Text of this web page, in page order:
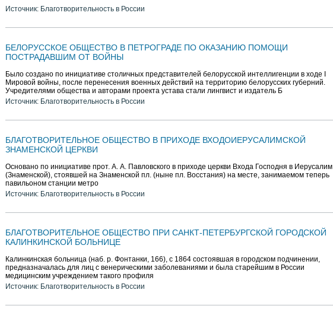
Источник: Благотворительность в России
БЕЛОРУССКОЕ ОБЩЕСТВО В ПЕТРОГРАДЕ ПО ОКАЗАНИЮ ПОМОЩИ
ПОСТРАДАВШИМ ОТ ВОЙНЫ
Было создано по инициативе столичных представителей белорусской интеллигенции в ходе I
Мировой войны, после перенесения военных действий на территорию белорусских губерний.
Учредителями общества и авторами проекта устава стали лингвист и издатель Б
Источник: Благотворительность в России
БЛАГОТВОРИТЕЛЬНОЕ ОБЩЕСТВО В ПРИХОДЕ ВХОДОИЕРУСАЛИМСКОЙ
ЗНАМЕНСКОЙ ЦЕРКВИ
Основано по инициативе прот. А. А. Павловского в приходе церкви Входа Господня в Иерусалим
(Знаменской), стоявшей на Знаменской пл. (ныне пл. Восстания) на месте, занимаемом теперь
павильоном станции метро
Источник: Благотворительность в России
БЛАГОТВОРИТЕЛЬНОЕ ОБЩЕСТВО ПРИ САНКТ-ПЕТЕРБУРГСКОЙ ГОРОДСКОЙ
КАЛИНКИНСКОЙ БОЛЬНИЦЕ
Калинкинская больница (наб. р. Фонтанки, 166), с 1864 состоявшая в городском подчинении,
предназначалась для лиц с венерическими заболеваниями и была старейшим в России
медицинским учреждением такого профиля
Источник: Благотворительность в России